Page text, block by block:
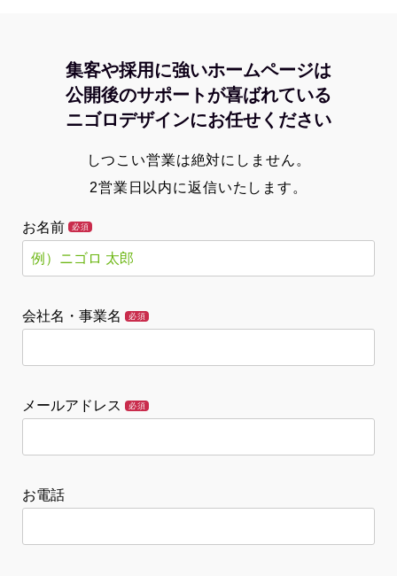
集客や採用に強いホームページは
公開後のサポートが喜ばれている
ニゴロデザインにお任せください
しつこい営業は絶対にしません。
2営業日以内に返信いたします。
お名前 必須
会社名・事業名 必須
メールアドレス 必須
お電話